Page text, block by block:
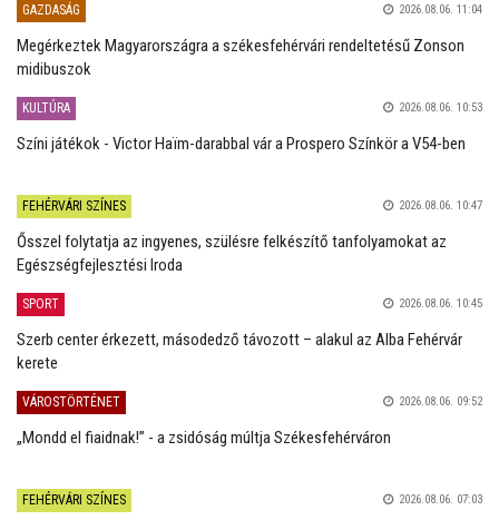
GAZDASÁG 2026.08.06. 11:04
Megérkeztek Magyarországra a székesfehérvári rendeltetésű Zonson
midibuszok
KULTÚRA 2026.08.06. 10:53
Színi játékok - Victor Haïm-darabbal vár a Prospero Színkör a V54-ben
FEHÉRVÁRI SZÍNES 2026.08.06. 10:47
Ősszel folytatja az ingyenes, szülésre felkészítő tanfolyamokat az
Egészségfejlesztési Iroda
SPORT 2026.08.06. 10:45
Szerb center érkezett, másodedző távozott – alakul az Alba Fehérvár
kerete
VÁROSTÖRTÉNET 2026.08.06. 09:52
„Mondd el fiaidnak!” - a zsidóság múltja Székesfehérváron
FEHÉRVÁRI SZÍNES 2026.08.06. 07:03